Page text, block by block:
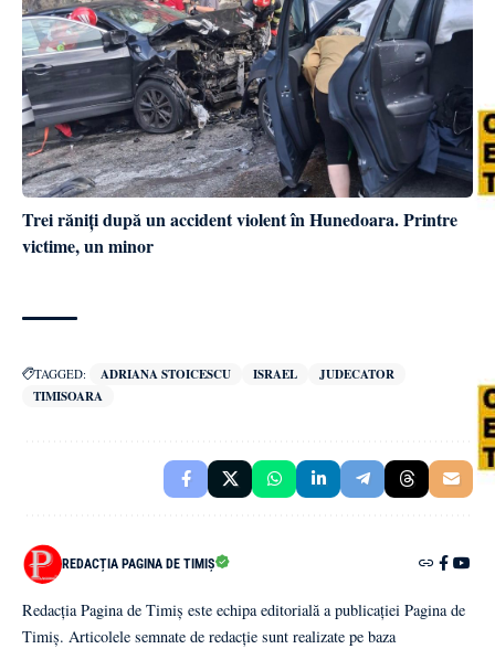
Trei răniți după un accident violent în Hunedoara. Printre
victime, un minor
TAGGED: ADRIANA STOICESCU ISRAEL
JUDECATOR
TIMISOARA
REDACȚIA PAGINA DE TIMIȘ
Redacția Pagina de Timiș este echipa editorială a publicației Pagina de
Timiș. Articolele semnate de redacție sunt realizate pe baza